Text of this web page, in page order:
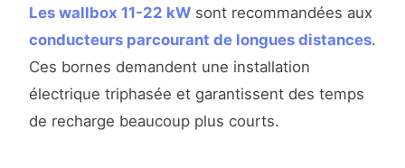
Les wallbox 11-22 kW sont recommandées aux
conducteurs parcourant de longues distances.
Ces bornes demandent une installation
électrique triphasée et garantissent des temps
de recharge beaucoup plus courts.